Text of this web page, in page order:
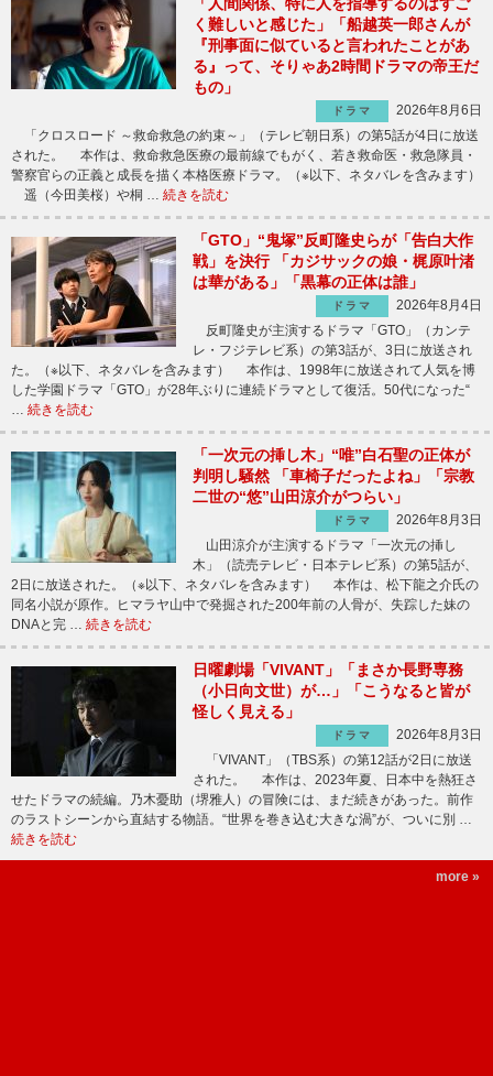
く難しいと感じた」「船越英一郎さんが
『刑事面に似ていると言われたことがあ
る』って、そりゃあ2時間ドラマの帝王だ
もの」
ドラマ
2026年8月6日
「クロスロード ～救命救急の約束～」（テレビ朝日系）の第5話が4日に放送
された。 本作は、救命救急医療の最前線でもがく、若き救命医・救急隊員・
警察官らの正義と成長を描く本格医療ドラマ。（※以下、ネタバレを含みます）
遥（今田美桜）や桐 … 続きを読む
「GTO」“鬼塚”反町隆史らが「告白大作
戦」を決行 「カジサックの娘・梶原叶渚
は華がある」「黒幕の正体は誰」
ドラマ
2026年8月4日
反町隆史が主演するドラマ「GTO」（カンテ
レ・フジテレビ系）の第3話が、3日に放送され
た。（※以下、ネタバレを含みます） 本作は、1998年に放送されて人気を博
した学園ドラマ「GTO」が28年ぶりに連続ドラマとして復活。50代になった“
続きを読む
「一次元の挿し木」“唯”白石聖の正体が
判明し騒然 「車椅子だったよね」「宗教
二世の“悠”山田涼介がつらい」
ドラマ
2026年8月3日
山田涼介が主演するドラマ「一次元の挿し
木」（読売テレビ・日本テレビ系）の第5話が、
2日に放送された。（※以下、ネタバレを含みます） 本作は、松下龍之介氏の
同名小説が原作。ヒマラヤ山中で発掘された200年前の人骨が、失踪した妹の
DNAと完 … 続きを読む
日曜劇場「VIVANT」「まさか長野専務
（小日向文世）が…」「こうなると皆が
怪しく見える」
ドラマ
2026年8月3日
「VIVANT」（TBS系）の第12話が2日に放送
された。 本作は、2023年夏、日本中を熱狂さ
せたドラマの続編。乃木憂助（堺雅人）の冒険には、まだ続きがあった。前作
のラストシーンから直結する物語。“世界を巻き込む大きな渦”が、ついに別 …
続きを読む
more »